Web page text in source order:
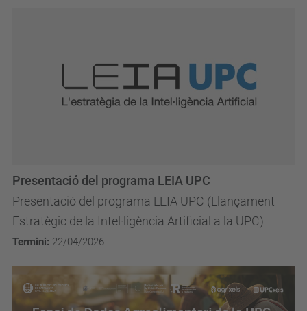
Presentació del programa LEIA UPC (Llançament
Estratègic de la Intel·ligència Artificial a la UPC)
Presentació del programa LEIA UPC
Termini: 22/04/2026